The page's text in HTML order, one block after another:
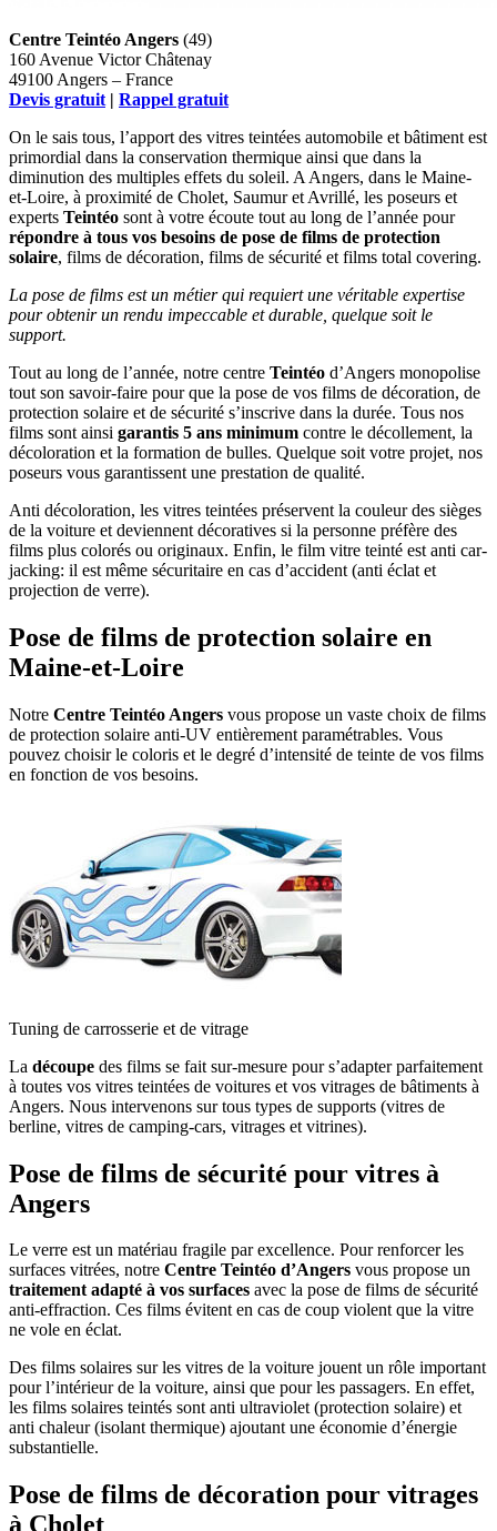
Centre Teintéo Angers (49)
160 Avenue Victor Châtenay
49100 Angers – France
Devis gratuit | Rappel gratuit
On le sais tous, l’apport des vitres teintées automobile et bâtiment est
primordial dans la conservation thermique ainsi que dans la
diminution des multiples effets du soleil. A Angers, dans le Maine-
et-Loire, à proximité de Cholet, Saumur et Avrillé, les poseurs et
experts Teintéo sont à votre écoute tout au long de l’année pour
répondre à tous vos besoins de pose de films de protection
solaire, films de décoration, films de sécurité et films total covering.
La pose de films est un métier qui requiert une véritable expertise
pour obtenir un rendu impeccable et durable, quelque soit le
support.
Tout au long de l’année, notre centre Teintéo d’Angers monopolise
tout son savoir-faire pour que la pose de vos films de décoration, de
protection solaire et de sécurité s’inscrive dans la durée. Tous nos
films sont ainsi garantis 5 ans minimum contre le décollement, la
décoloration et la formation de bulles. Quelque soit votre projet, nos
poseurs vous garantissent une prestation de qualité.
Anti décoloration, les vitres teintées préservent la couleur des sièges
de la voiture et deviennent décoratives si la personne préfère des
films plus colorés ou originaux. Enfin, le film vitre teinté est anti car-
jacking: il est même sécuritaire en cas d’accident (anti éclat et
projection de verre).
Pose de films de protection solaire en
Maine-et-Loire
Notre Centre Teintéo Angers vous propose un vaste choix de films
de protection solaire anti-UV entièrement paramétrables. Vous
pouvez choisir le coloris et le degré d’intensité de teinte de vos films
en fonction de vos besoins.
Tuning de carrosserie et de vitrage
La découpe des films se fait sur-mesure pour s’adapter parfaitement
à toutes vos vitres teintées de voitures et vos vitrages de bâtiments à
Angers. Nous intervenons sur tous types de supports (vitres de
berline, vitres de camping-cars, vitrages et vitrines).
Pose de films de sécurité pour vitres à
Angers
Le verre est un matériau fragile par excellence. Pour renforcer les
surfaces vitrées, notre Centre Teintéo d’Angers vous propose un
traitement adapté à vos surfaces avec la pose de films de sécurité
anti-effraction. Ces films évitent en cas de coup violent que la vitre
ne vole en éclat.
Des films solaires sur les vitres de la voiture jouent un rôle important
pour l’intérieur de la voiture, ainsi que pour les passagers. En effet,
les films solaires teintés sont anti ultraviolet (protection solaire) et
anti chaleur (isolant thermique) ajoutant une économie d’énergie
substantielle.
Pose de films de décoration pour vitrages
à Cholet